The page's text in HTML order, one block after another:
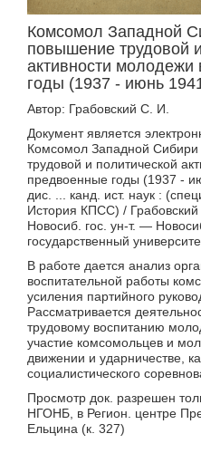
Комсомол Западной
повышение трудовой
активности
годы (1937 - июнь 1941
Автор: Грабовский С. И.
Документ является
Комсомол Западной
трудовой и политической
предвоенные годы (1937 -
дис. ... канд. ист. наук :
История КПСС) /
Новосиб. гос. ун-т. —
государственный
В работе дается анализ
воспитательной работы
усиления партийного
Рассматривается
трудовому воспитанию
участие комсомольцев и
движении и ударничестве,
социалистического
Просмотр док. разрешен
НГОНБ, в Регион. центре
Ельцина (к. 327)